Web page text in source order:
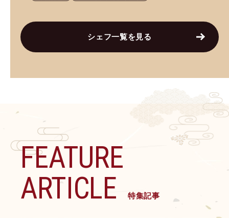
シェフ一覧を見る
FEATURE
ARTICLE
特集記事